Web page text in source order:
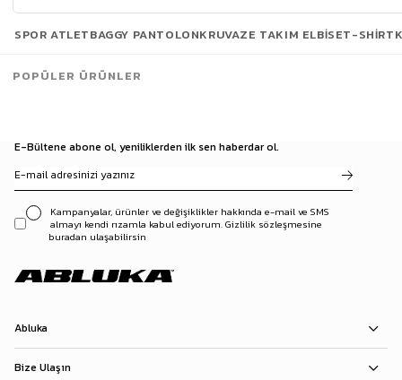
Son Bakılanlar
E-Bültene abone ol, yeniliklerden ilk sen haberdar ol.
Kampanyalar, ürünler ve değişiklikler hakkında e-mail ve SMS
almayı kendi rızamla kabul ediyorum. Gizlilik sözleşmesine
buradan ulaşabilirsin
Abluka
Bize Ulaşın
SPOR ATLETBAGGY PANTOLONKRUVAZE TAKIM ELBISET-SHIRT
POPÜLER ÜRÜNLER